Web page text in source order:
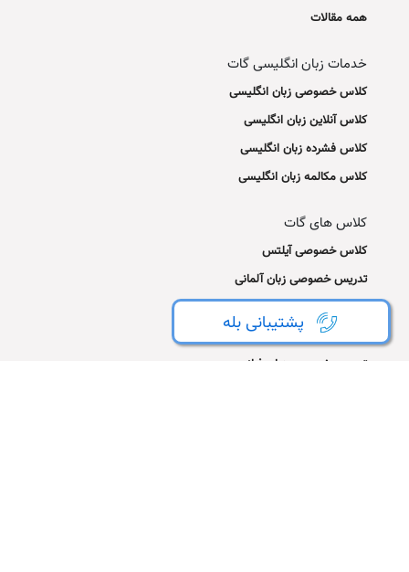
همه مقالات
خدمات زبان انگلیسی گات
کلاس خصوصی زبان انگلیسی
کلاس آنلاین زبان انگلیسی
کلاس فشرده زبان انگلیسی
کلاس مکالمه زبان انگلیسی
کلاس های گات
کلاس خصوصی آیلتس
تدریس خصوصی زبان آلمانی
کلاس مکالمه آلمانی
کلاس زبان آلمانی آنلاین
تدریس خصوصی زبان فرانسه
پشتیبانی بله